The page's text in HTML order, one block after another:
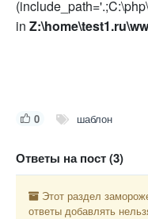
in
0 шаблон
Ответы на пост (3)
Этот раздел
ответы добавлять